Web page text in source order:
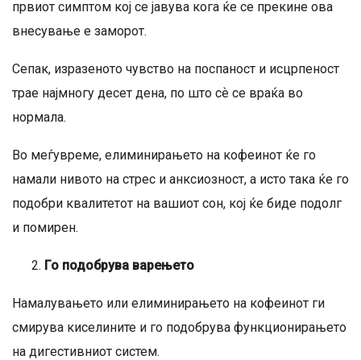
првиот симптом кој се јавува кога ќе се прекине ова
внесување е заморот.
Сепак, изразеното чувство на поспаност и исцрпеност
трае најмногу десет дена, по што сѐ се враќа во
нормала.
Во меѓувреме, елиминирањето на кофеинот ќе го
намали нивото на стрес и анксиозност, а исто така ќе го
подобри квалитетот на вашиот сон, кој ќе биде подолг
и помирен.
Го подобрува варењето
Намалувањето или елиминирањето на кофеинот ги
смирува киселините и го подобрува функционирањето
на дигестивниот систем.